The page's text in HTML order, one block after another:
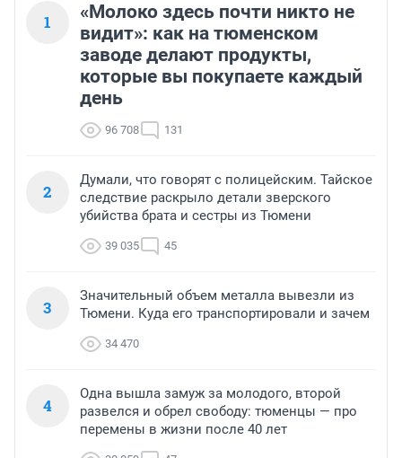
1
«Молоко здесь почти никто не
видит»: как на тюменском
заводе делают продукты,
которые вы покупаете каждый
день
96 708 131
2
Думали, что говорят с полицейским. Тайское
следствие раскрыло детали зверского
убийства брата и сестры из Тюмени
39 035 45
3
Значительный объем металла вывезли из
Тюмени. Куда его транспортировали и зачем
34 470
4
Одна вышла замуж за молодого, второй
развелся и обрел свободу: тюменцы — про
перемены в жизни после 40 лет